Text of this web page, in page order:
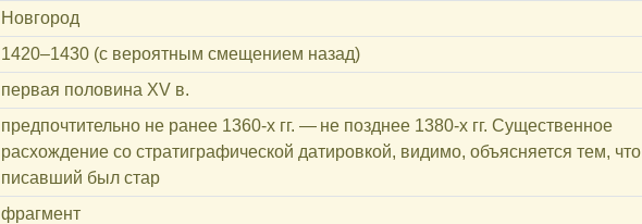
Новгород
1420‒1430 (с вероятным смещением назад)
первая половина XV в.
предпочтительно не ранее 1360-х гг. — не позднее 1380‑х гг. Существенное
расхождение со стратиграфической датировкой, видимо, объясняется тем, что
писавший был стар
фрагмент